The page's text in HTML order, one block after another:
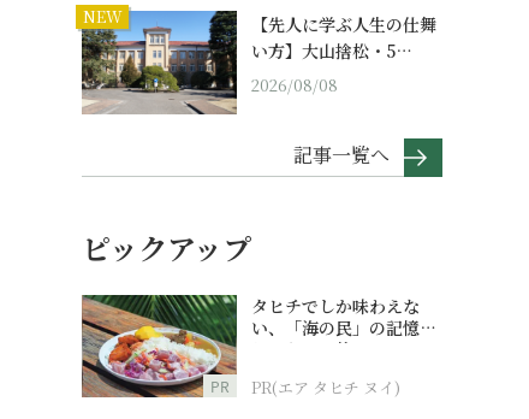
NEW
【先人に学ぶ人生の仕舞
い方】大山捨松・5…
2026/08/08
記事一覧へ
ピックアップ
PR
タヒチでしか味わえな
い、「海の民」の記憶へ
とつながる旅
PR(エア タヒチ ヌイ)